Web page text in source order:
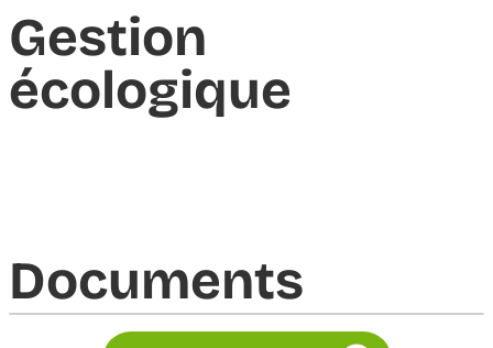
Gestion
écologique
Documents​